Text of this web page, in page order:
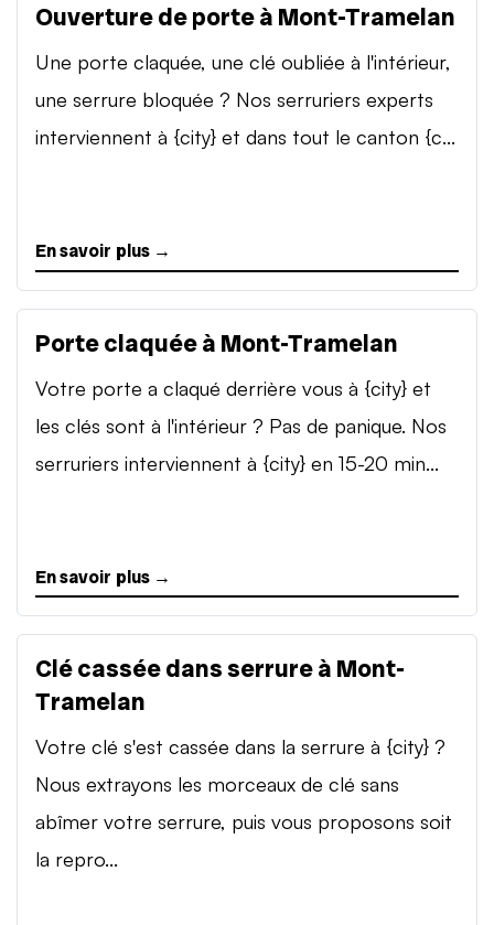
Ouverture de porte à Mont-Tramelan
Une porte claquée, une clé oubliée à l'intérieur,
une serrure bloquée ? Nos serruriers experts
interviennent à {city} et dans tout le canton {c...
En savoir plus →
Porte claquée à Mont-Tramelan
Votre porte a claqué derrière vous à {city} et
les clés sont à l'intérieur ? Pas de panique. Nos
serruriers interviennent à {city} en 15-20 min...
En savoir plus →
Clé cassée dans serrure à Mont-
Tramelan
Votre clé s'est cassée dans la serrure à {city} ?
Nous extrayons les morceaux de clé sans
abîmer votre serrure, puis vous proposons soit
la repro...